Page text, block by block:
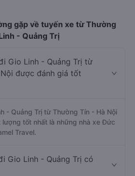
gặp về tuyến xe từ Thường
- Quảng Trị
Gio Linh - Quảng Trị từ
được đánh giá tốt
- Quảng Trị từ Thường Tín - Hà Nội
tốt nhất là những nhà xe Đức
Travel.
Gio Linh - Quảng Trị có